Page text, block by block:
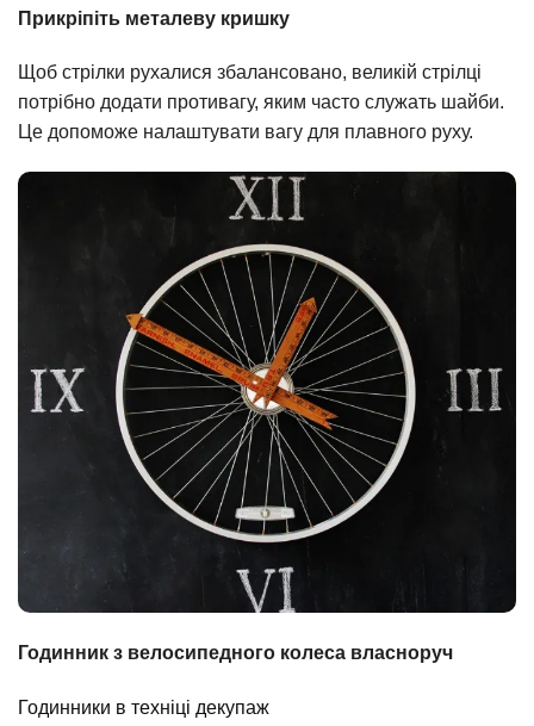
Прикріпіть металеву кришку
Щоб стрілки рухалися збалансовано, великій стрілці
потрібно додати противагу, яким часто служать шайби.
Це допоможе налаштувати вагу для плавного руху.
Годинник з велосипедного колеса власноруч
Годинники в техніці декупаж